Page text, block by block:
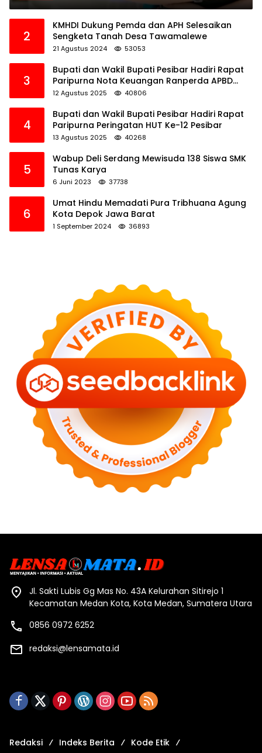
2
KMHDI Dukung Pemda dan APH Selesaikan
Sengketa Tanah Desa Tawamalewe
21 Agustus 2024 53053
3
Bupati dan Wakil Bupati Pesibar Hadiri Rapat
Paripurna Nota Keuangan Ranperda APBD
Perubahan TA 2025
12 Agustus 2025 40806
4
Bupati dan Wakil Bupati Pesibar Hadiri Rapat
Paripurna Peringatan HUT Ke-12 Pesibar
13 Agustus 2025 40268
5
Wabup Deli Serdang Mewisuda 138 Siswa SMK
Tunas Karya
6 Juni 2023 37738
6
Umat Hindu Memadati Pura Tribhuana Agung
Kota Depok Jawa Barat
1 September 2024 36893
Jl. Sakti Lubis Gg Mas No. 43A Kelurahan Sitirejo 1
Kecamatan Medan Kota, Kota Medan, Sumatera Utara
0856 0972 6252
redaksi@lensamata.id
Redaksi Indeks Berita
Kode Etik